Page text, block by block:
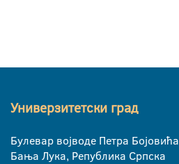
Универзитетски град
Булевар војводе Петра Бојовића
Бања Лука, Република Српска